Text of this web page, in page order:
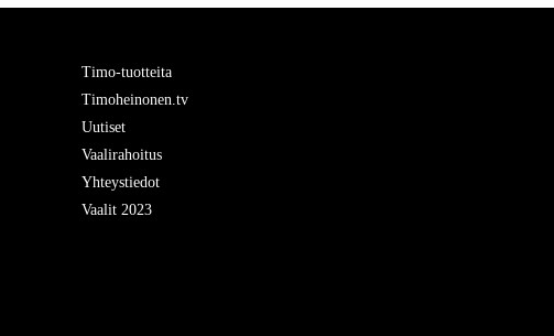
Timo-tuotteita
Timoheinonen.tv
Uutiset
Vaalirahoitus
Yhteystiedot
Vaalit 2023